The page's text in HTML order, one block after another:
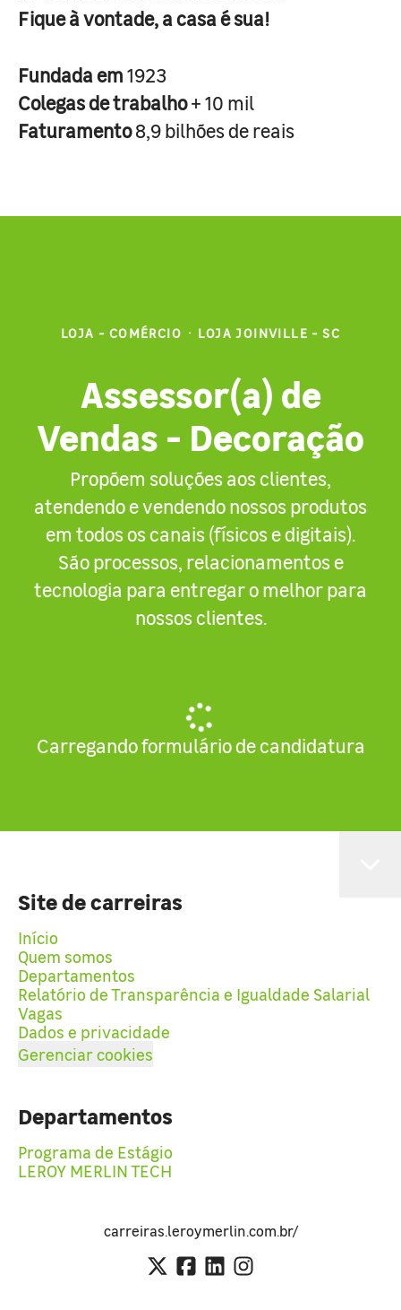
Fique à vontade, a casa é sua!
Fundada em1923
Colegas de trabalho+ 10 mil
Faturamento8,9 bilhões de reais
LOJA - COMÉRCIO · LOJA JOINVILLE - SC
Assessor(a) de
Vendas - Decoração
Propõem soluções aos clientes,
atendendo e vendendo nossos produtos
em todos os canais (físicos e digitais).
São processos, relacionamentos e
tecnologia para entregar o melhor para
nossos clientes.
Carregando formulário de candidatura
Site de carreiras
Início
Quem somos
Departamentos
Relatório de Transparência e Igualdade Salarial
Vagas
Dados e privacidade
Gerenciar cookies
Departamentos
Programa de Estágio
LEROY MERLIN TECH
carreiras.leroymerlin.com.br/